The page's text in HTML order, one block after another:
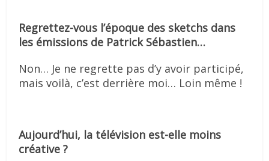
Regrettez-vous l’époque des sketchs dans
les émissions de Patrick Sébastien…
Non… Je ne regrette pas d’y avoir participé,
mais voilà, c’est derrière moi… Loin même !
Aujourd’hui, la télévision est-elle moins
créative ?